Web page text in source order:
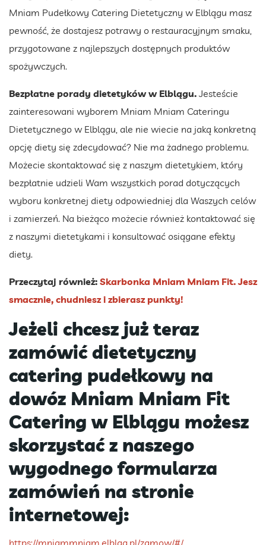
Mniam Pudełkowy Catering Dietetyczny w Elblągu masz
pewność, że dostajesz potrawy o restauracyjnym smaku,
przygotowane z najlepszych dostępnych produktów
spożywczych.
Bezpłatne porady dietetyków w Elblągu. Jesteście
zainteresowani wyborem Mniam Mniam Cateringu
Dietetycznego w Elblągu, ale nie wiecie na jaką konkretną
opcję diety się zdecydować? Nie ma żadnego problemu.
Możecie skontaktować się z naszym dietetykiem, który
bezpłatnie udzieli Wam wszystkich porad dotyczących
wyboru konkretnej diety odpowiedniej dla Waszych celów
i zamierzeń. Na bieżąco możecie również kontaktować się
z naszymi dietetykami i konsultować osiągane efekty
diety.
Przeczytaj również: Skarbonka Mniam Mniam Fit. Jesz
smacznie, chudniesz i zbierasz punkty!
Jeżeli chcesz już teraz
zamówić dietetyczny
catering pudełkowy na
dowóz Mniam Mniam Fit
Catering w Elblągu możesz
skorzystać z naszego
wygodnego formularza
zamówień na stronie
internetowej:
https://mniammniam.elblag.pl/zamow/#/